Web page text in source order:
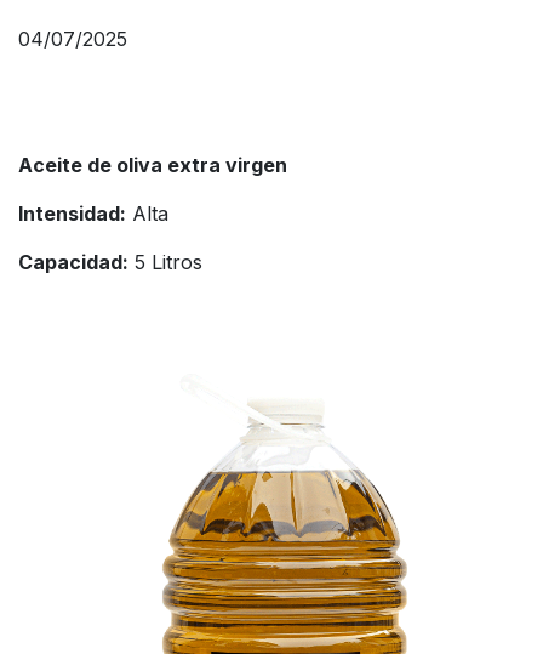
04/07/2025
Aceite de oliva extra virgen
Intensidad: Alta
Capacidad: 5 Litros